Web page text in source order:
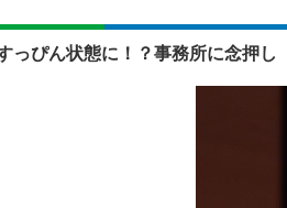
ショッピング
っぴん状態に！？事務所に念押